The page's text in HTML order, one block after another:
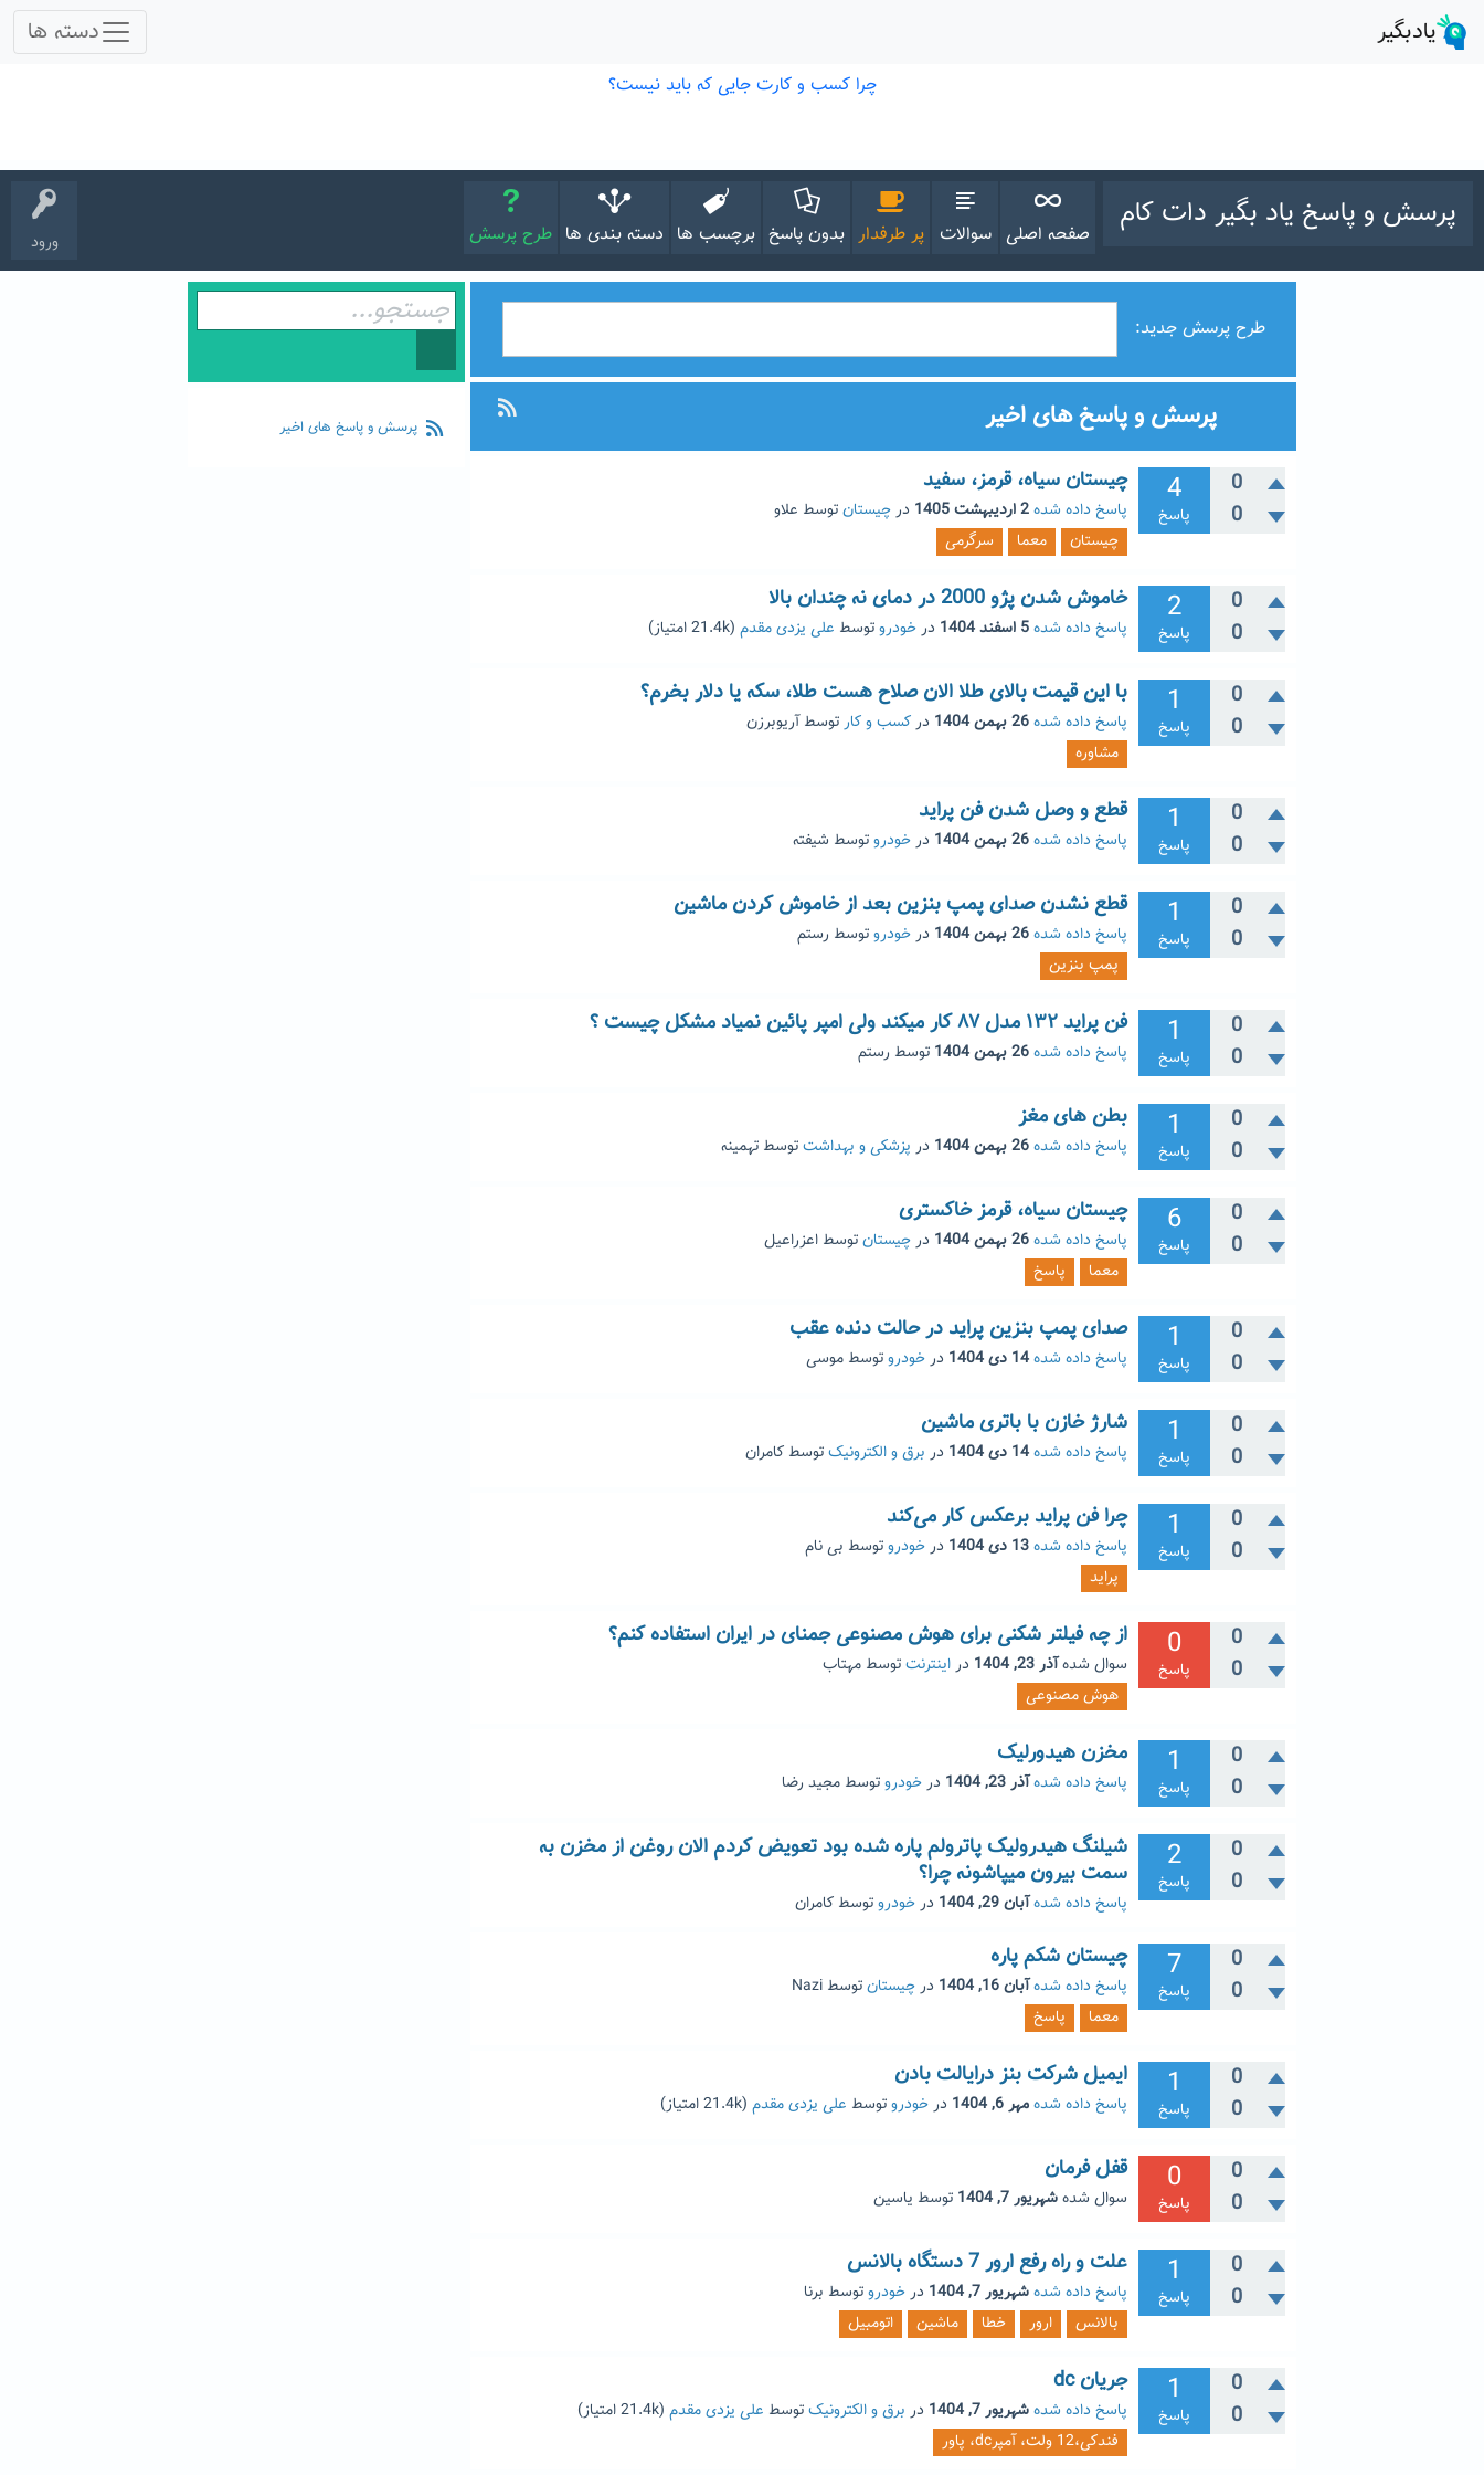
ورود
پرسش و پاسخ یاد بگیر دات کام
صفحه اصلی سوالات پر طرفدار بدون پاسخ برچسب ها دسته بندی ها طرح پرسش
طرح پرسش جدید:
پرسش و پاسخ های اخیر
0
0
4
پاسخ
چیستان سیاه، قرمز، سفید
پاسخ داده شده2 اردیبهشت 1405 درچیستانتوسط علاو
چیستان
معما سرگرمی
0
0
2
پاسخ
خاموش شدن پژو 2000 در دمای نه چندان بالا
پاسخ داده شده5 اسفند 1404 درخودروتوسط علی یزدی مقدم (
21.4kامتیاز)
0
0
1
پاسخ
با این قیمت بالای طلا الان صلاح هست طلا، سکه یا دلار بخرم؟
پاسخ داده شده26 بهمن 1404 درکسب و کارتوسطآریوبرزن
مشاوره
0
0
1
پاسخ
قطع و وصل شدن فن پراید
پاسخ داده شده26 بهمن 1404 درخودروتوسط شیفته
0
0
1
پاسخ
قطع نشدن صدای پمپ بنزین بعد از خاموش کردن ماشین
پاسخ داده شده26 بهمن 1404 درخودروتوسط رستم
پمپ بنزین
0
0
1
پاسخ
فن پراید ۱۳۲ مدل ۸۷ کار میکند ولی امپر پائین نمیاد مشکل چیست ؟
پاسخ داده شده26 بهمن 1404 توسط رستم
0
0
1
پاسخ
بطن های مغز
پاسخ داده شده26 بهمن 1404 در پزشکی و بهداشتتوسط تهمینه
0
0
6
پاسخ
چیستان سیاه، قرمز خاکستری
پاسخ داده شده26 بهمن 1404 درچیستانتوسط اعزراعیل
معما
پاسخ
0
0
1
پاسخ
صدای پمپ بنزین پراید در حالت دنده عقب
پاسخ داده شده14 دی 1404 درخودروتوسط موسی
0
0
1
پاسخ
شارژ خازن با باتری ماشین
پاسخ داده شده14 دی 1404 در برق و الکترونیکتوسط کامران
0
0
1
پاسخ
چرا فن پراید برعکس کار می‌کند
پاسخ داده شده13 دی 1404 درخودروتوسط بی نام
پراید
0
0
0
پاسخ
از چه فیلتر شکنی برای هوش مصنوعی جمنای در ایران استفاده کنم؟
سوال شدهآذر 23, 1404 دراینترنتتوسط مهتاب
هوش مصنوعی
0
0
1
پاسخ
مخزن هیدورلیک
پاسخ داده شدهآذر 23, 1404 درخودروتوسط مجید رضا
0
0
2
پاسخ
شیلنگ هیدرولیک پاترولم پاره شده بود تعویض کردم الان روغن از مخزن به
سمت بیرون میپاشونه چرا؟
پاسخ داده شدهآبان 29, 1404 درخودروتوسط کامران
0
0
7
پاسخ
چیستان شکم پاره
پاسخ داده شدهآبان 16, 1404 درچیستانتوسط Nazi
معما
پاسخ
0
0
1
پاسخ
ایمیل شرکت بنز درایالت بادن
پاسخ داده شدهمهر 6, 1404 درخودروتوسط علی یزدی مقدم (
21.4kامتیاز)
0
0
0
پاسخ
قفل فرمان
سوال شدهشهریور 7, 1404 توسط یاسین
0
0
1
پاسخ
علت و راه رفع ارور 7 دستگاه بالانس
پاسخ داده شدهشهریور 7, 1404 درخودروتوسط برنا
بالانس
ارور خطا ماشین اتومبیل
0
0
1
پاسخ
جریان dc
پاسخ داده شدهشهریور 7, 1404 در برق و الکترونیکتوسط علی یزدی مقدم (
21.4kامتیاز)
فندکی،12 ولت، آمپرdc، پاور
پرسش و پاسخ های اخیر